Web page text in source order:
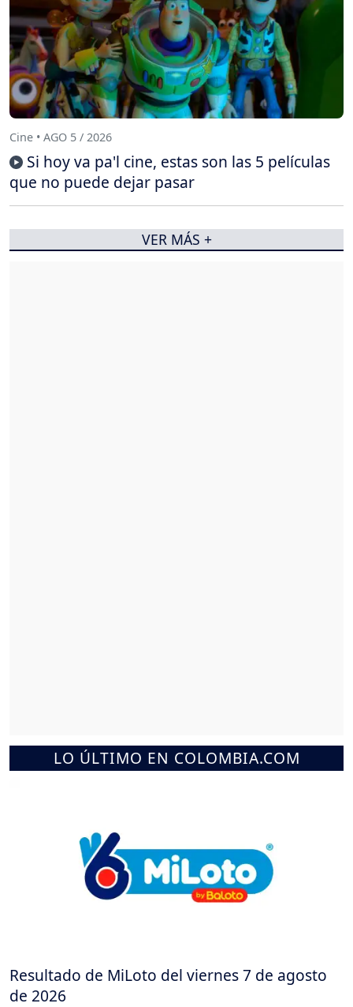
LO ÚLTIMO EN COLOMBIA.COM
Resultado de MiLoto del viernes 7 de agosto
de 2026
Cine • AGO 5 / 2026
Si hoy va pa'l cine, estas son las 5 películas
que no puede dejar pasar
VER MÁS +